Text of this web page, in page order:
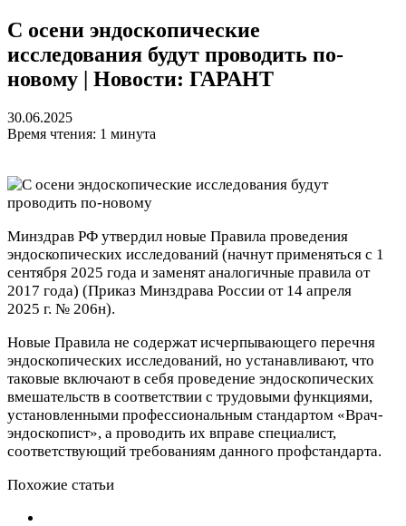
С осени эндоскопические
исследования будут проводить по-
новому | Новости: ГАРАНТ
30.06.2025
Время чтения: 1 минута
Минздрав РФ утвердил новые Правила проведения
эндоскопических исследований (начнут применяться с 1
сентября 2025 года и заменят аналогичные правила от
2017 года) (Приказ Минздрава России от 14 апреля
2025 г. № 206н).
Новые Правила не содержат исчерпывающего перечня
эндоскопических исследований, но устанавливают, что
таковые включают в себя проведение эндоскопических
вмешательств в соответствии с трудовыми функциями,
установленными профессиональным стандартом «Врач-
эндоскопист», а проводить их вправе специалист,
соответствующий требованиям данного профстандарта.
Похожие статьи